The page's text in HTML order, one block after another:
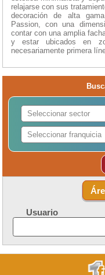
relajarse con sus
decoración de alta
Passion, con una
contar con una amplia
y estar ubicados en
necesariamente primera
Usuario